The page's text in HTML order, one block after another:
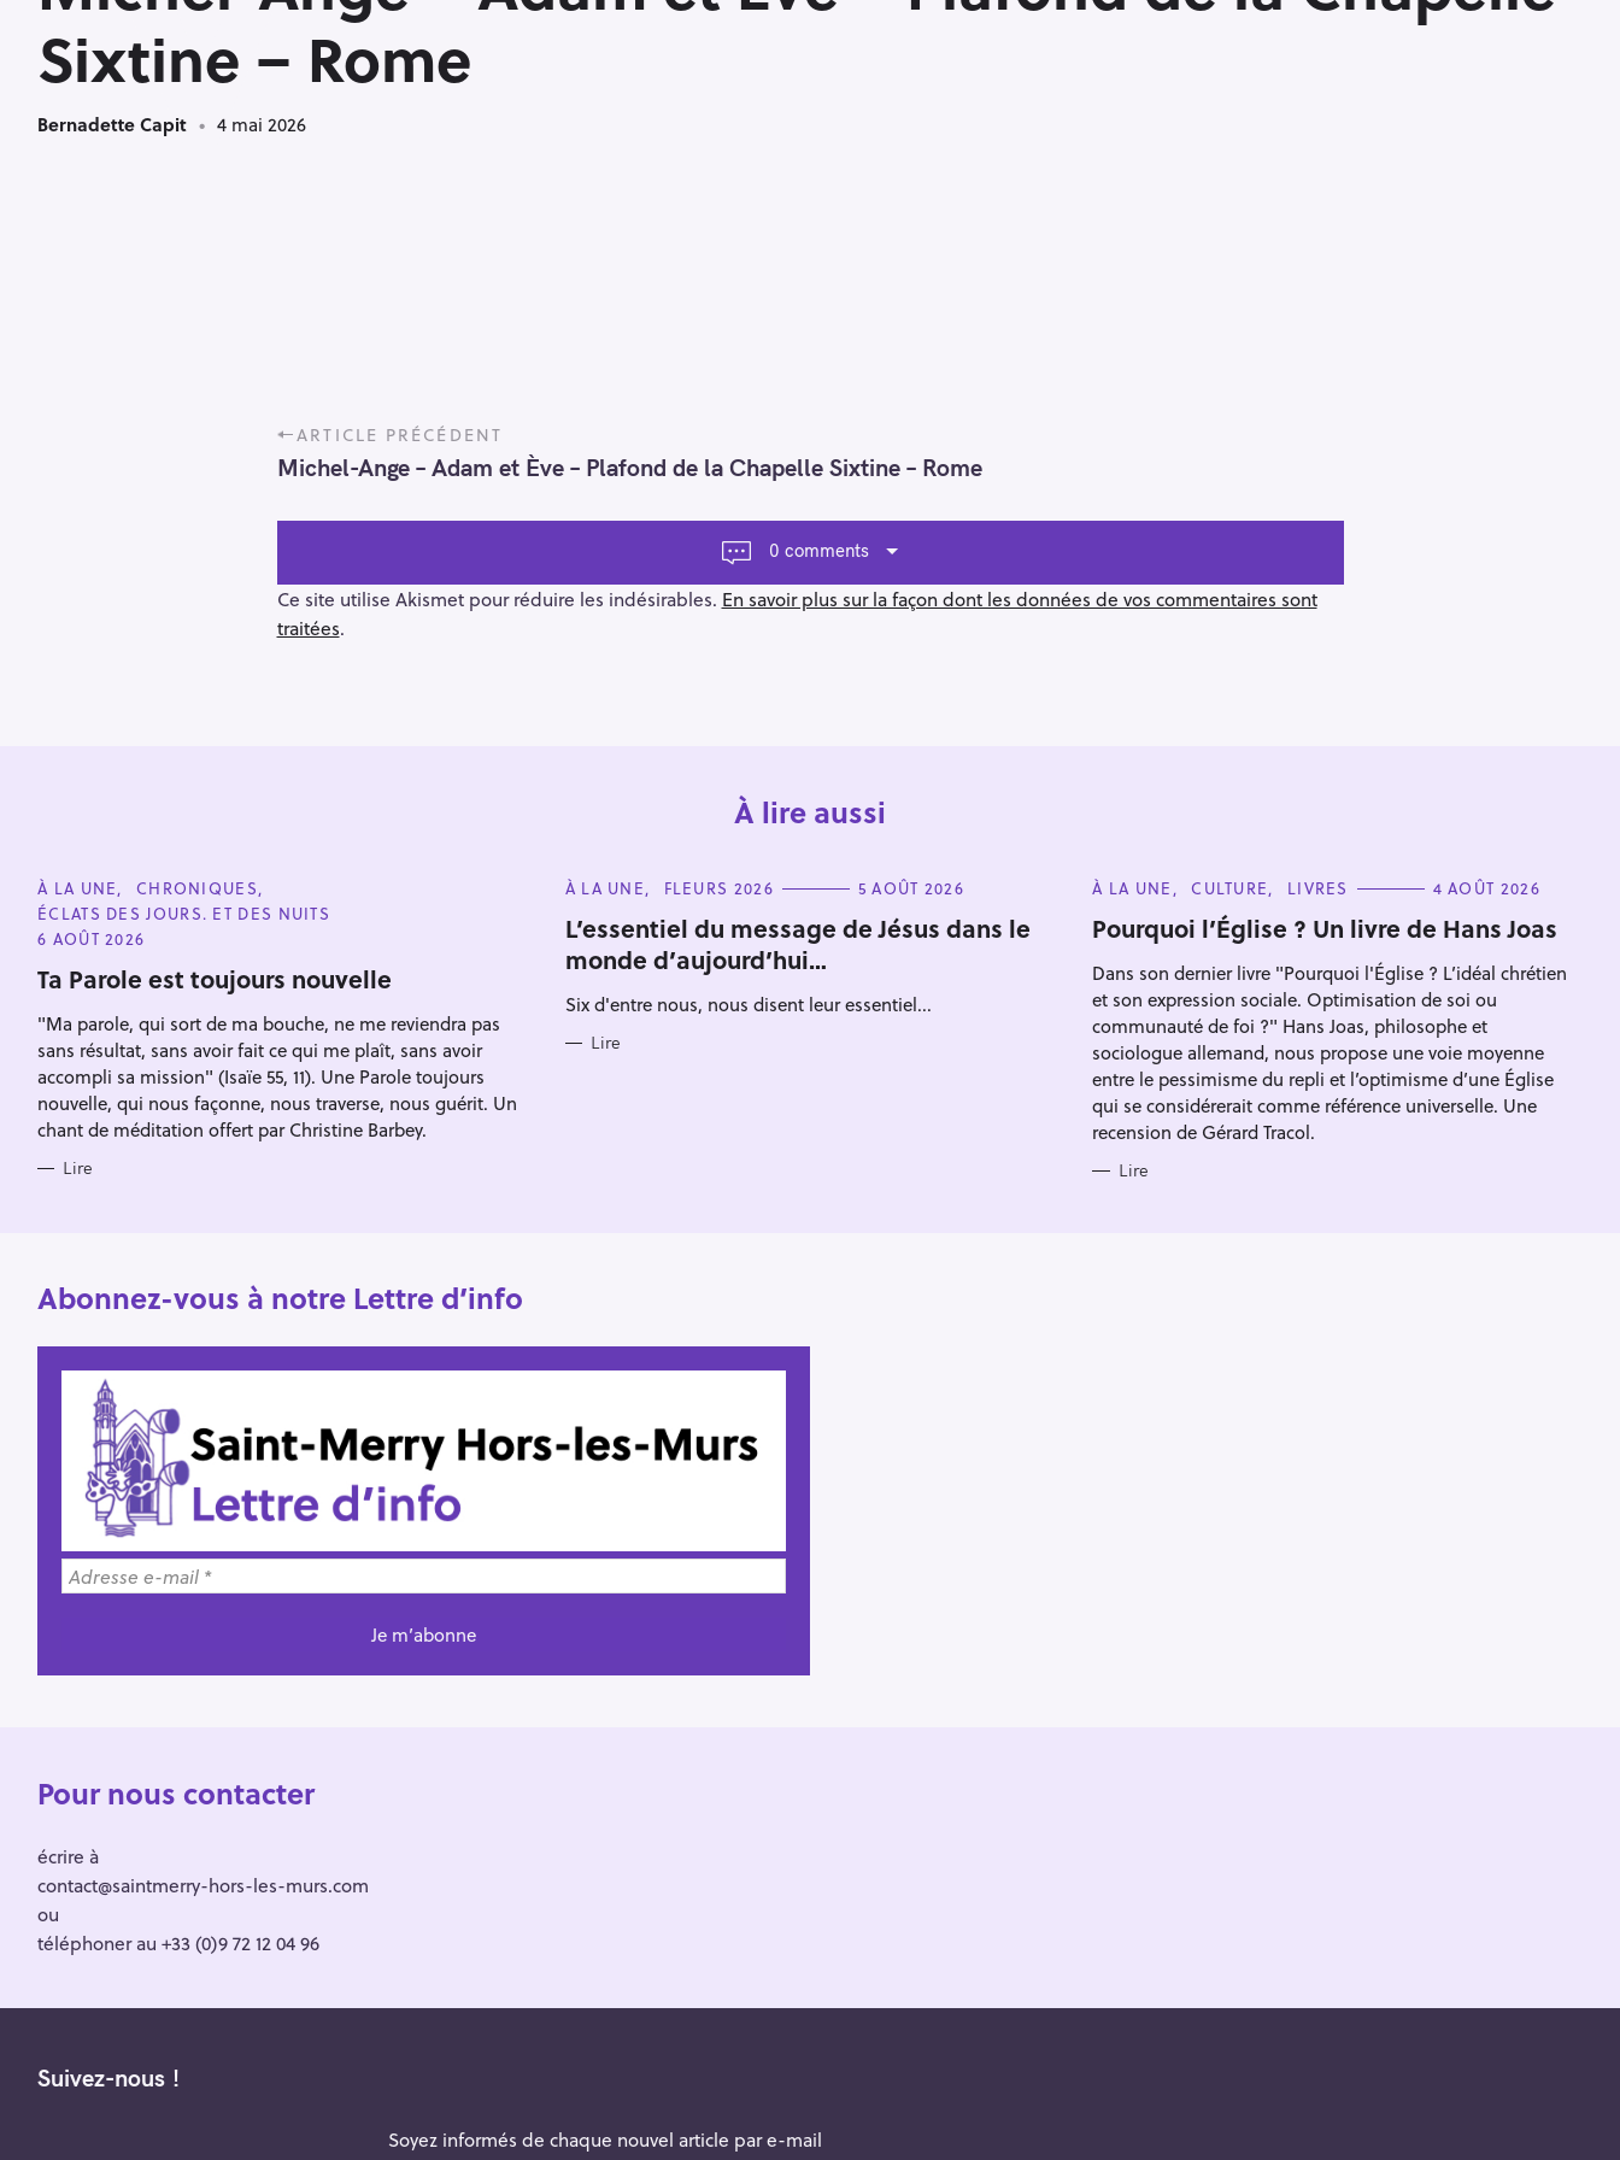
Sixtine – Rome
Bernadette Capit 4 mai 2026
P
o
s
t
v
i
ARTICLE PRÉCÉDENT
Michel-Ange – Adam et Ève – Plafond de la Chapelle Sixtine – Rome
0 comments
Ce site utilise Akismet pour réduire les indésirables. En savoir plus sur la façon dont les données de vos commentaires sont
traitées.
À lire aussi
C
A
T
E
O
R
E
S
À LA UNE
CHRONIQUES
ÉCLATS DES JOURS. ET DES NUITS
6 AOÛT 2026
Ta Parole est toujours nouvelle
"Ma parole, qui sort de ma bouche, ne me reviendra pas
sans résultat, sans avoir fait ce qui me plaît, sans avoir
accompli sa mission" (Isaïe 55, 11). Une Parole toujours
nouvelle, qui nous façonne, nous traverse, nous guérit. Un
chant de méditation offert par Christine Barbey.
Lire
C
T
E
G
O
I
S
À LA UNE FLEURS 2026 5 AOÛT 2026
L’essentiel du message de Jésus dans le
monde d’aujourd’hui…
Six d'entre nous, nous disent leur essentiel...
Lire
C
T
E
O
R
I
E
S
À LA UNE CULTURE LIVRES 4 AOÛT 2026
Pourquoi l’Église ? Un livre de Hans Joas
Dans son dernier livre "Pourquoi l'Église ? L’idéal chrétien
et son expression sociale. Optimisation de soi ou
communauté de foi ?" Hans Joas, philosophe et
sociologue allemand, nous propose une voie moyenne
entre le pessimisme du repli et l’optimisme d’une Église
qui se considérerait comme référence universelle. Une
recension de Gérard Tracol.
Lire
Abonnez-vous à notre Lettre d’info
Pour nous contacter
écrire à
contact@saintmerry-hors-les-murs.com
ou
téléphoner au +33 (0)9 72 12 04 96
Suivez-nous !
Soyez informés de chaque nouvel article par e-mail
e
c
h
e
c
h
e
r
Pour effacer la recherche appuyez sur
Escape